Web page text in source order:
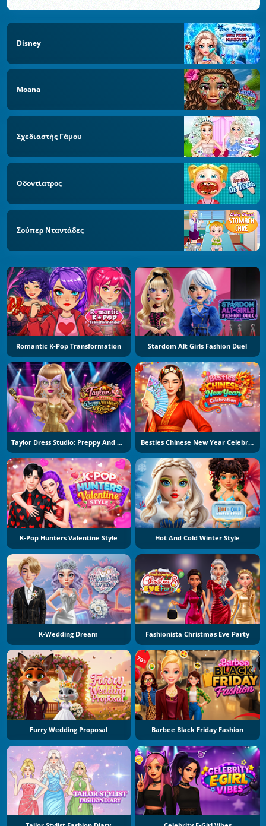
Disney
Moana
Σχεδιαστής Γάμου
Οδοντίατρος
Σούπερ Νταντάδες
Romantic K-Pop Transformation Stardom Alt Girls Fashion Duel
Taylor Dress Studio: Preppy And Wild West Glam Besties Chinese New Year Celebration
K-Pop Hunters Valentine Style Hot And Cold Winter Style
K-Wedding Dream Fashionista Christmas Eve Party
Furry Wedding Proposal Barbee Black Friday Fashion